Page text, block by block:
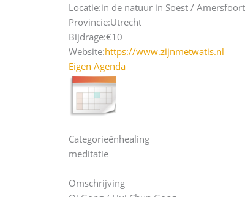
Locatie:in de natuur in Soest / Amersfoort
Provincie:Utrecht
Bijdrage:€10
Website:https://www.zijnmetwatis.nl
Eigen Agenda
Categorieënhealing
meditatie
Omschrijving